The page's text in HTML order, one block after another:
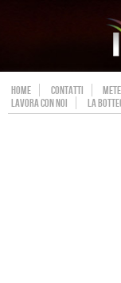
HOME CONTATTI
LAVORA CON NOI
LA